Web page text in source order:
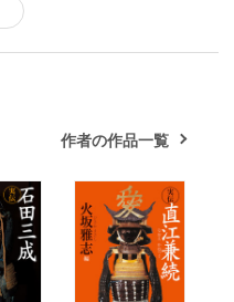
作者の作品一覧